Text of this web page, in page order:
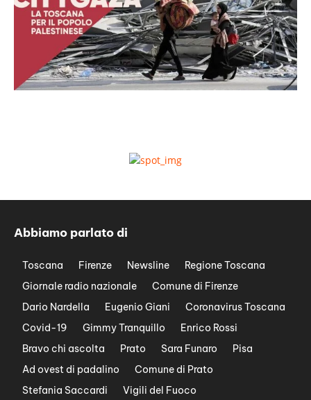
Abbiamo parlato di
Toscana Firenze Newsline
Regione Toscana
Giornale radio nazionale
Comune di Firenze
Dario Nardella
Eugenio Giani
Coronavirus Toscana
Covid-19
Gimmy Tranquillo
Enrico Rossi
Bravo chi ascolta
Prato Sara Funaro
Pisa
Ad ovest di padalino
Comune di Prato
Stefania Saccardi
Vigili del Fuoco